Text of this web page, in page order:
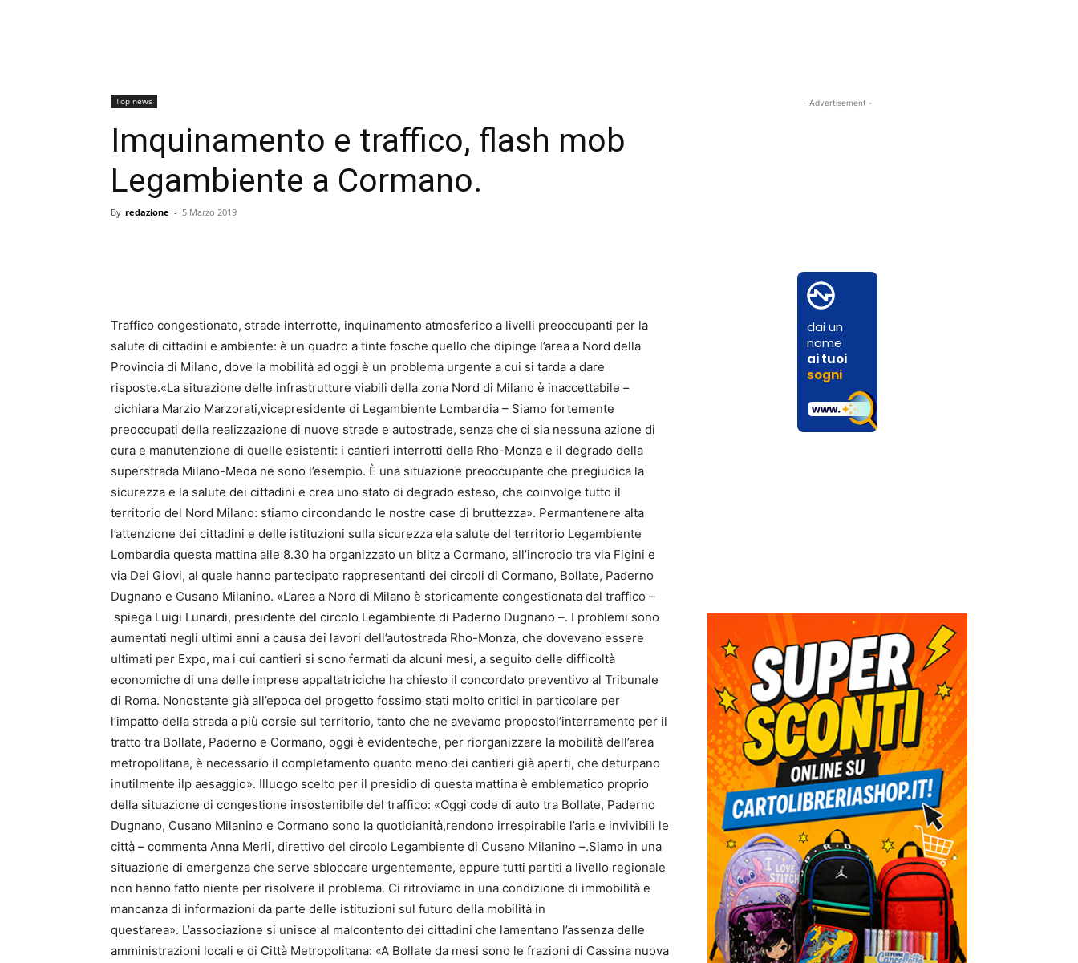
Top news
Imquinamento e traffico, flash mob
Legambiente a Cormano.
By redazione - 5 Marzo 2019
Traffico congestionato, strade interrotte, inquinamento atmosferico a livelli preoccupanti per la
salute di cittadini e ambiente: è un quadro a tinte fosche quello che dipinge l’area a Nord della
Provincia di Milano, dove la mobilità ad oggi è un problema urgente a cui si tarda a dare
risposte.«La situazione delle infrastrutture viabili della zona Nord di Milano è inaccettabile –
dichiara Marzio Marzorati,vicepresidente di Legambiente Lombardia – Siamo fortemente
preoccupati della realizzazione di nuove strade e autostrade, senza che ci sia nessuna azione di
cura e manutenzione di quelle esistenti: i cantieri interrotti della Rho-Monza e il degrado della
superstrada Milano-Meda ne sono l’esempio. È una situazione preoccupante che pregiudica la
sicurezza e la salute dei cittadini e crea uno stato di degrado esteso, che coinvolge tutto il
territorio del Nord Milano: stiamo circondando le nostre case di bruttezza». Permantenere alta
l’attenzione dei cittadini e delle istituzioni sulla sicurezza ela salute del territorio Legambiente
Lombardia questa mattina alle 8.30 ha organizzato un blitz a Cormano, all’incrocio tra via Figini e
via Dei Giovi, al quale hanno partecipato rappresentanti dei circoli di Cormano, Bollate, Paderno
Dugnano e Cusano Milanino. «L’area a Nord di Milano è storicamente congestionata dal traffico –
spiega Luigi Lunardi, presidente del circolo Legambiente di Paderno Dugnano –. I problemi sono
aumentati negli ultimi anni a causa dei lavori dell’autostrada Rho-Monza, che dovevano essere
ultimati per Expo, ma i cui cantieri si sono fermati da alcuni mesi, a seguito delle difficoltà
economiche di una delle imprese appaltatriciche ha chiesto il concordato preventivo al Tribunale
di Roma. Nonostante già all’epoca del progetto fossimo stati molto critici in particolare per
l’impatto della strada a più corsie sul territorio, tanto che ne avevamo propostol’interramento per il
tratto tra Bollate, Paderno e Cormano, oggi è evidenteche, per riorganizzare la mobilità dell’area
metropolitana, è necessario il completamento quanto meno dei cantieri già aperti, che deturpano
inutilmente ilp aesaggio». Illuogo scelto per il presidio di questa mattina è emblematico proprio
della situazione di congestione insostenibile del traffico: «Oggi code di auto tra Bollate, Paderno
Dugnano, Cusano Milanino e Cormano sono la quotidianità,rendono irrespirabile l’aria e invivibili le
città – commenta Anna Merli, direttivo del circolo Legambiente di Cusano Milanino –.Siamo in una
situazione di emergenza che serve sbloccare urgentemente, eppure tutti partiti a livello regionale
non hanno fatto niente per risolvere il problema. Ci ritroviamo in una condizione di immobilità e
mancanza di informazioni da parte delle istituzioni sul futuro della mobilità in
quest’area». L’associazione si unisce al malcontento dei cittadini che lamentano l’assenza delle
amministrazioni locali e di Città Metropolitana: «A Bollate da mesi sono le frazioni di Cassina nuova
- Advertisement -